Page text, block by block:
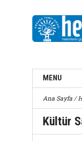
MENU
Ana Sayfa /
Kültür